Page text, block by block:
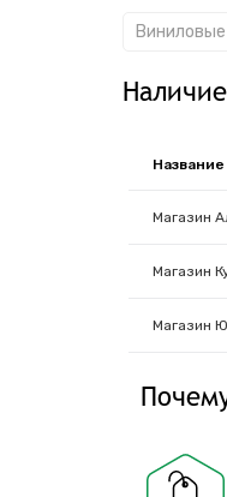
Название
Магазин
Магазин
Магазин